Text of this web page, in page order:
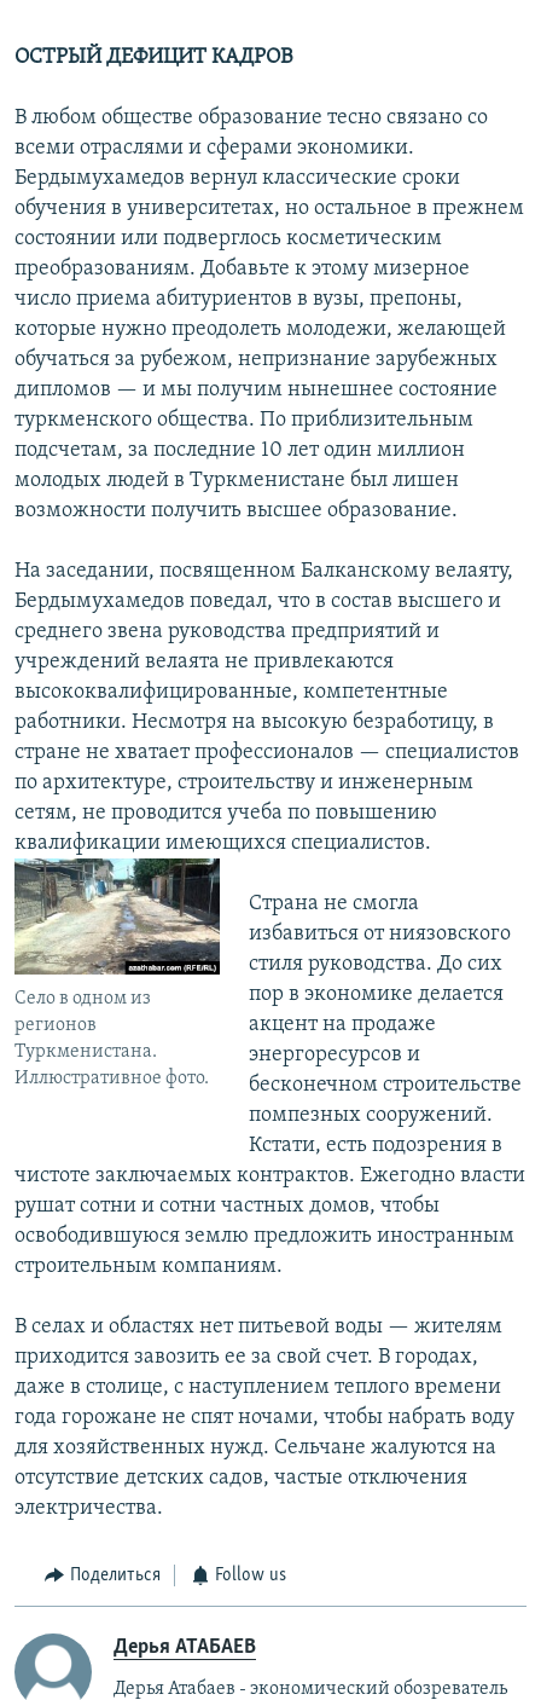
ОСТРЫЙ ДЕФИЦИТ КАДРОВ
В любом обществе образование тесно связано со
всеми отраслями и сферами экономики.
Бердымухамедов вернул классические сроки
обучения в университетах, но остальное в прежнем
состоянии или подверглось косметическим
преобразованиям. Добавьте к этому мизерное
число приема абитуриентов в вузы, препоны,
которые нужно преодолеть молодежи, желающей
обучаться за рубежом, непризнание зарубежных
дипломов — и мы получим нынешнее состояние
туркменского общества. По приблизительным
подсчетам, за последние 10 лет один миллион
молодых людей в Туркменистане был лишен
возможности получить высшее образование.
На заседании, посвященном Балканскому велаяту,
Бердымухамедов поведал, что в состав высшего и
среднего звена руководства предприятий и
учреждений велаята не привлекаются
высококвалифицированные, компетентные
работники. Несмотря на высокую безработицу, в
стране не хватает профессионалов — специалистов
по архитектуре, строительству и инженерным
сетям, не проводится учеба по повышению
квалификации имеющихся специалистов.
Село в одном из
регионов
Туркменистана.
Иллюстративное фото.
Страна не смогла
избавиться от ниязовского
стиля руководства. До сих
пор в экономике делается
акцент на продаже
энергоресурсов и
бесконечном строительстве
помпезных сооружений.
Кстати, есть подозрения в
чистоте заключаемых контрактов. Ежегодно власти
рушат сотни и сотни частных домов, чтобы
освободившуюся землю предложить иностранным
строительным компаниям.
В селах и областях нет питьевой воды — жителям
приходится завозить ее за свой счет. В городах,
даже в столице, с наступлением теплого времени
года горожане не спят ночами, чтобы набрать воду
для хозяйственных нужд. Сельчане жалуются на
отсутствие детских садов, частые отключения
электричества.
Поделиться Follow us
Дерья АТАБАЕВ
Дерья Атабаев - экономический обозреватель